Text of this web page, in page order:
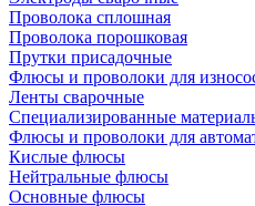
Проволока сплошная
Проволока порошковая
Прутки присадочные
Флюсы и проволоки для
Ленты сварочные
Специализированные
Флюсы и проволоки для
Кислые флюсы
Нейтральные флюсы
Основные флюсы